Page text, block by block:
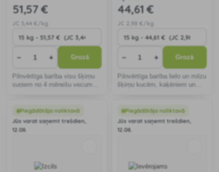
51,57 €
3 ,44 €/kg
− + Grozā
Pilnvērtīga barība visu šķirņu
suņiem no 4 mēnešu vecuma
mājputnu gaļu un kviešu lipekli.
44,61 €
2 ,98 €/kg
− + Grozā
Pilnvērtīga barība lielo un milzu
šķirņu kucēm, kaķēniem un
olbaltumvielu.
Piegādātāja noliktavā
Jūs varat saņemt trešdien,
12.08.
Piegādātāja noliktavā
Jūs varat saņemt trešdien,
12.08.